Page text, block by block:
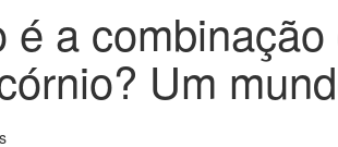
é a
Um